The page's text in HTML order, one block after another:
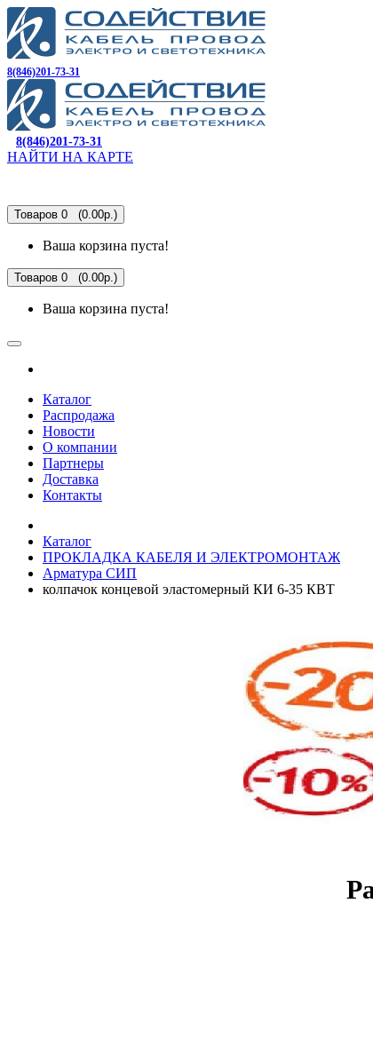
8(846)201-73-31
8(846)201-73-31
НАЙТИ НА КАРТЕ
Товаров 0 (0.00р.)
Ваша корзина пуста!
Товаров 0 (0.00р.)
Ваша корзина пуста!
Каталог
Распродажа
Новости
О компании
Партнеры
Доставка
Контакты
Каталог
ПРОКЛАДКА КАБЕЛЯ И ЭЛЕКТРОМОНТАЖ
Арматура СИП
колпачок концевой эластомерный КИ 6-35 КВТ